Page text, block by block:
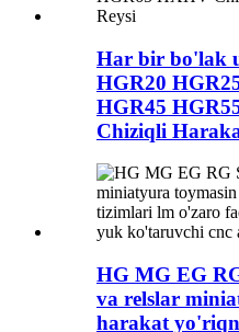
Har bir bo'lak
HGR20
HGR45
Chiziqli
HG MG EG
va relslar
harakat